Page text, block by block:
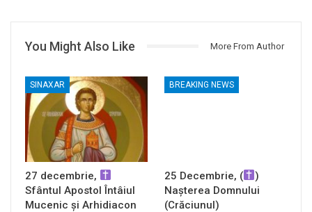
You Might Also Like More From Author
SINAXAR
27 decembrie,
Sfântul Apostol Întâiul
Mucenic și Arhidiacon
BREAKING NEWS
25 Decembrie, (
)
Nașterea Domnului
(Crăciunul)